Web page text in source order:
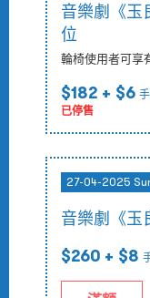
音樂劇《玉
位
輪椅使用者可享
$182 + $6
已停售
27-04-2025
音樂劇《玉
$260 + $8